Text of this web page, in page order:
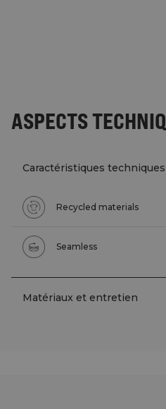
ASPECTS
Caractéristiques techniques
Recycled materials
Seamless
Matériaux et entretien